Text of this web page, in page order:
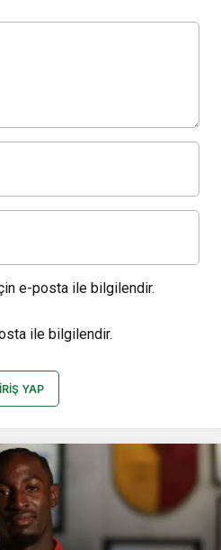
e-posta ile bilgilendir.
ile bilgilendir.
YAP